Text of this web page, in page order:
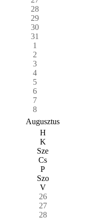
28
29
30
31
1
2
3
4
5
6
7
8
Augusztus
H
K
Sze
Cs
P
Szo
V
26
27
28